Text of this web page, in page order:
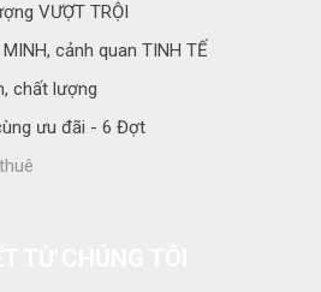
VƯỢT TRỘI
cảnh quan TINH TẾ
chất lượng
ưu đãi - 6 Đợt